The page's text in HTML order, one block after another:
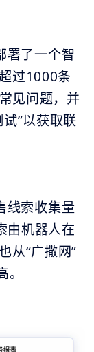
署了一个智
过1000条
见问题，并
”以获取联
线索收集量
由机器人在
从“广撒网”